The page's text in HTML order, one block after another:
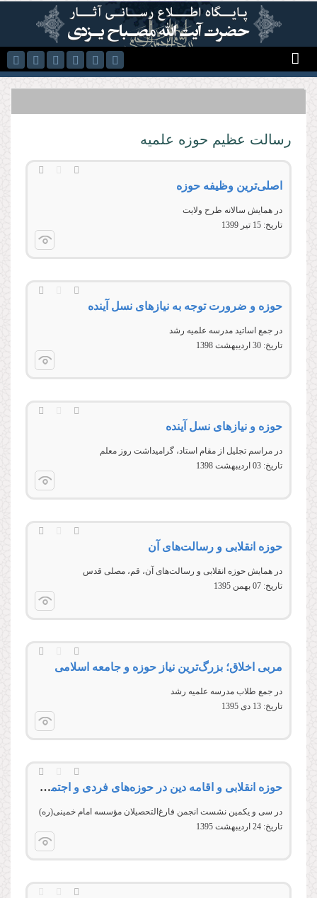
رفتن به محتوای اصلی
رسالت عظیم حوزه‌ علمیه
اصلی‌ترین وظیفه حوزه
در همايش سالانه طرح ولايت
تاریخ: 15 تير 1399
حوزه و ضرورت توجه به نیازهای نسل آینده
در جمع اساتید مدرسه علمیه رشد
تاریخ: 30 ارديبهشت 1398
حوزه و نیازهای نسل آینده
در مراسم تجليل از مقام استاد، گراميداشت روز معلم
تاریخ: 03 ارديبهشت 1398
حوزه انقلابی و رسالت‌های آن
در همایش حوزه انقلابی و رسالت‌های آن، قم، مصلی قدس
تاریخ: 07 بهمن 1395
مربی اخلاق؛ بزرگ‌ترین نیاز حوزه و جامعه اسلامی
در جمع طلاب مدرسه علمیه رشد
تاریخ: 13 دى 1395
حوزه انقلابی و اقامه دین در حوزه‌های فردی و اجتماعی
در سی و يکمين نشست انجمن فارغ‌التحصيلان مؤسسه امام خمينی(ره)
تاریخ: 24 ارديبهشت 1395